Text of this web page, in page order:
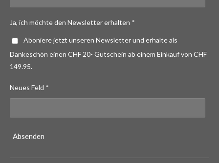
Ja, ich möchte den Newsletter erhalten *
Aboniere jetzt unseren Newsletter und erhalte als
Dankeschön einen CHF 20- Gutschein ab einem Einkauf von CHF
149.95.
Neues Feld *
Absenden